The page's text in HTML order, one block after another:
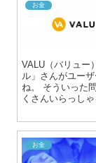
お金
VALU（バリュー
ル」さんがユー
ね。 そういった
くさんいらっし
お金